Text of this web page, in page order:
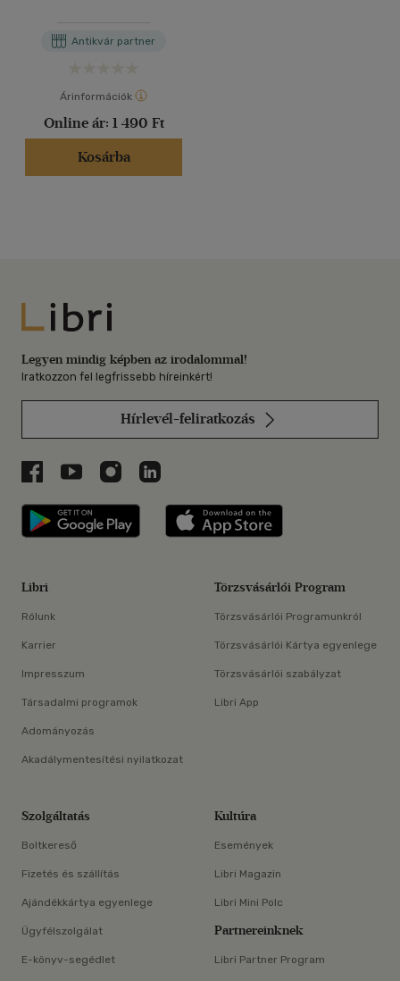
Antikvár partner
Árinformációk
Online ár: 1 490 Ft
Kosárba
Libri
Legyen mindig képben az irodalommal!
Iratkozzon fel legfrissebb híreinkért!
Hírlevél-feliratkozás
Libri a Facebookon
Libri a Youtube-on
Libri az Instagramon
Libri a LinkedInen
Libri applikáció Szerezd meg: Google
Libri
Rólunk
Karrier
Impresszum
Társadalmi programok
Adományozás
Akadálymentesítési nyilatkozat
Törzsvásárlói Program
Törzsvásárlói Programunkról
Törzsvásárlói Kártya egyenlege
Törzsvásárlói szabályzat
Libri App
Szolgáltatás
Boltkereső
Fizetés és szállítás
Ajándékkártya egyenlege
Ügyfélszolgálat
E-könyv-segédlet
Kultúra
Események
Libri Magazin
Libri Mini Polc
Partnereinknek
Libri Partner Program